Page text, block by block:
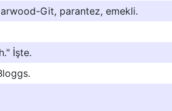
Git, parantez, emekli.
İşte.